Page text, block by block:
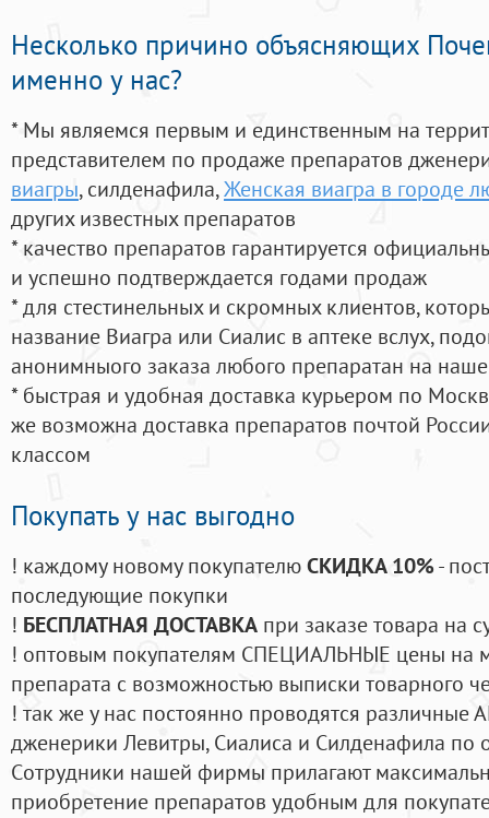
Несколько причино объясняющих
именно у нас?
* Мы являемся первым и единственным на
представителем по продаже препаратов
виагры, силденафила,Женская виагра в городе
других известных препаратов
* качество препаратов гарантируется
и успешно подтверждается годами продаж
* для стестинельных и скромных клиентов,
название Виагра или Сиалис в аптеке вслух,
анонимныого заказа любого препаратан на
* быстрая и удобная доставка курьером по
же возможна доставка препаратов почтой
классом
Покупать у нас выгодно
! каждому новому покупателюСКИДКА 10%-
последующие покупки
! БЕСПЛАТНАЯ ДОСТАВКА при заказе товара на
! оптовым покупателям СПЕЦИАЛЬНЫЕ цены на
препарата с возможностью выписки товарного
! так же у нас постоянно проводятся
дженерики Левитры, Сиалиса и Силденафила по
Cотрудники нашей фирмы прилагают
приобретение препаратов удобным для